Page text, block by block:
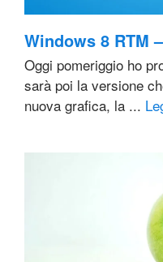
Windows 8 RTM
Oggi pomeriggio ho
sarà poi la versione
nuova grafica, la ...